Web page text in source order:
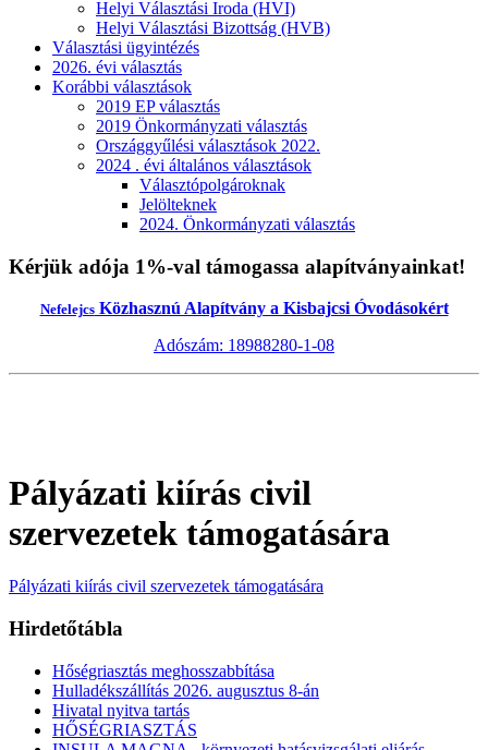
Helyi Választási Iroda (HVI)
Helyi Választási Bizottság (HVB)
Választási ügyintézés
2026. évi választás
Korábbi választások
2019 EP választás
2019 Önkormányzati választás
Országgyűlési választások 2022.
2024 . évi általános választások
Választópolgároknak
Jelölteknek
2024. Önkormányzati választás
Kérjük adója 1%-val támogassa alapítványainkat!
NefelejcsKözhasznú Alapítvány a Kisbajcsi Óvodásokért
Adószám: 18988280-1-08
Pályázati kiírás civil
szervezetek támogatására
Pályázati kiírás civil szervezetek támogatására
Hirdetőtábla
Hőségriasztás meghosszabbítása
Hulladékszállítás 2026. augusztus 8-án
Hivatal nyitva tartás
HŐSÉGRIASZTÁS